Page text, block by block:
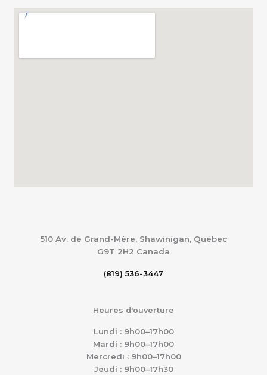
510 Av. de Grand-Mère, Shawinigan, Québec
G9T 2H2 Canada
(819) 536-3447
Heures d'ouverture
Lundi : 9h00–17h00
Mardi : 9h00–17h00
Mercredi : 9h00–17h00
Jeudi : 9h00–17h30